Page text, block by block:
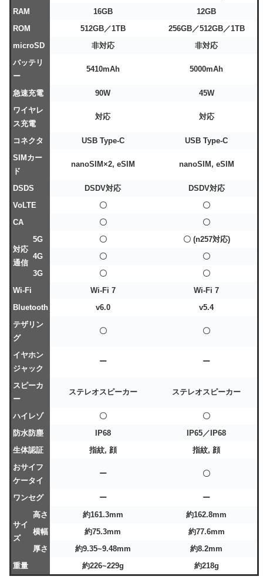
RAM
16GB
12GB
ROM
512GB／1TB
256GB／512GB／1TB
microSD
非対応
非対応
バッテリ
ー
5410mAh 5000mAh
急速充電 90W
45W
ワイヤレ
ス充電
対応 対応
コネクタ USB Type-C
USB Type-C
SIMカー
ド
nanoSIM×2, eSIM nanoSIM, eSIM
DSDS DSDV対応
DSDV対応
VoLTE
〇
〇
CA
〇 〇
対応
通信
5G 〇
〇 (n257対応)
4G
〇
〇
3G
〇
〇
Wi-Fi
Wi-Fi 7
Wi-Fi 7
Bluetooth
v6.0
v5.4
テザリン
グ
〇 〇
イヤホン
ジャック
ー ー
スピーカ
ー
ステレオスピーカー ステレオスピーカー
ハイレゾ 〇
〇
防水防塵
IP68
IP65／IP68
生体認証
指紋, 顔
指紋, 顔
おサイフ
ケータイ
ー 〇
ワンセグ ー ー
サイ
ズ
高さ 約161.3mm
約162.8mm
横幅
約75.3mm
約77.6mm
厚さ
約9.35~9.48mm
約8.2mm
重量
約226~229g 約218g